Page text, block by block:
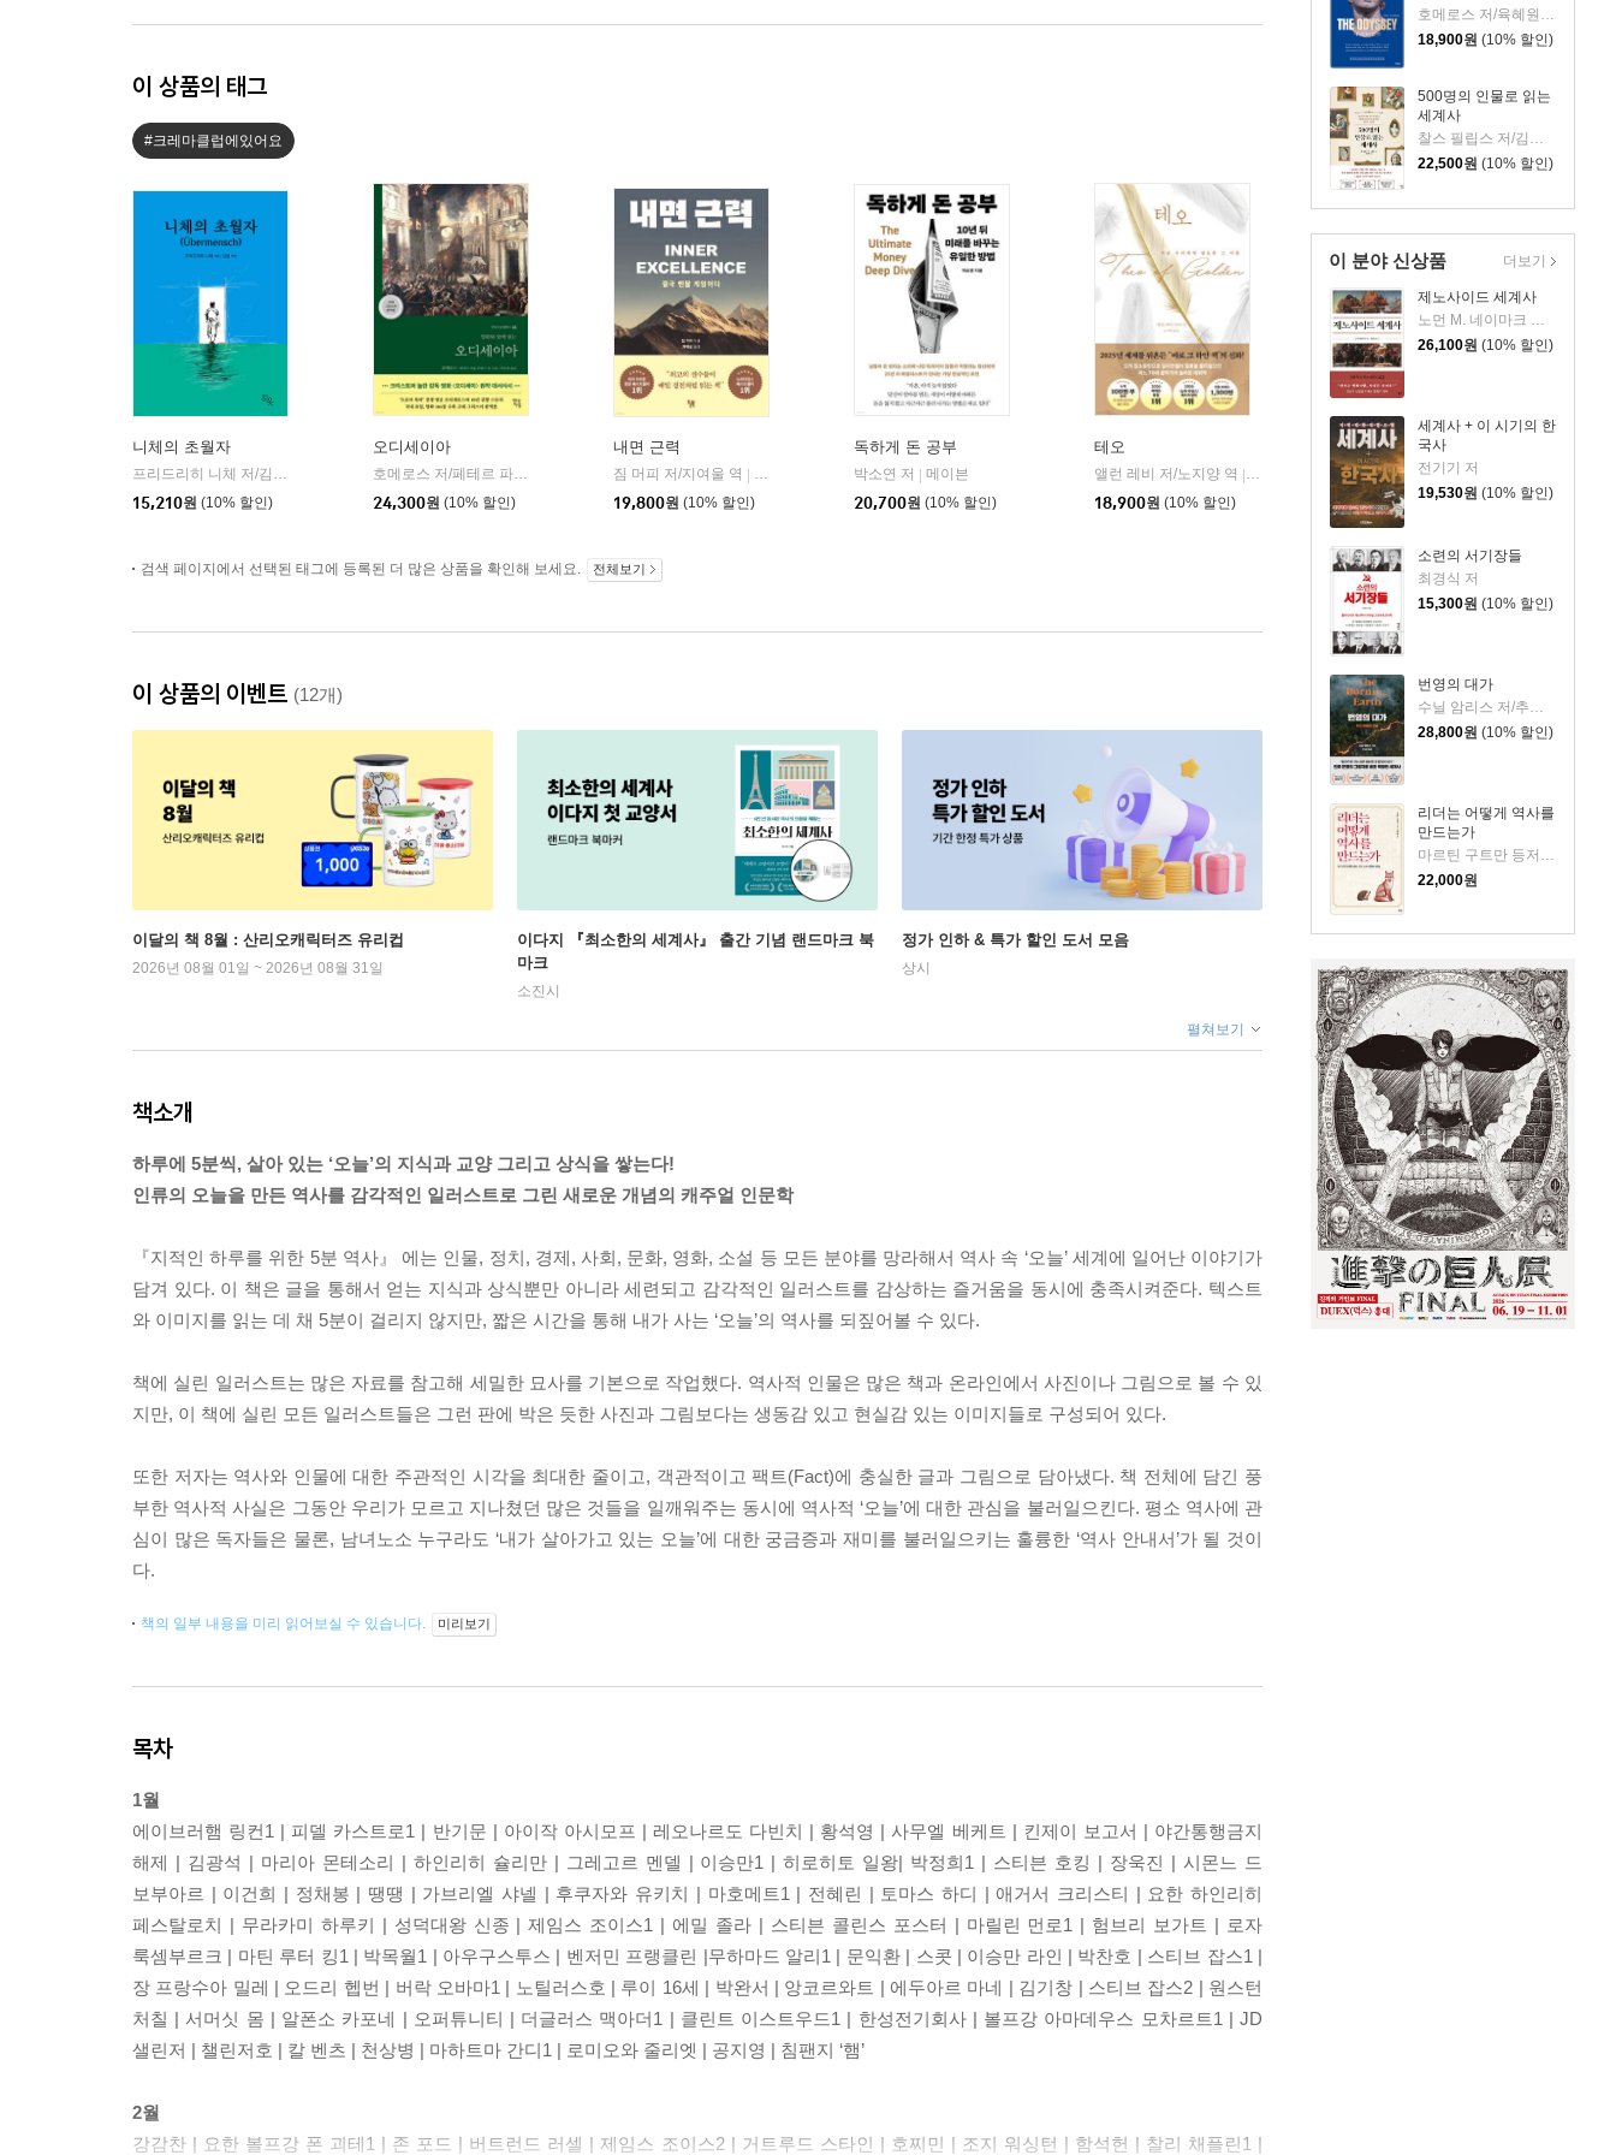
18,900원 (10% 할인)
500명의 인물로 읽는
세계사
찰스 필립스 저/김봉중 감수/임지연 역
22,500원 (10% 할인)
이 분야 신상품
제노사이드 세계사
26,100원 (10% 할인)
세계사 + 이 시기의 한
국사
전기기 저
19,530원 (10% 할인)
소련의 서기장들
최경식 저
15,300원 (10% 할인)
번영의 대가
수닐 암리스 저/추선영 역
28,800원 (10% 할인)
리더는 어떻게 역사를
만드는가
마르틴 구트만 등저/김동환 편역
22,000원
더보기
이 상품의 태그
#크레마클럽에있어요
니체의 초월자
프리드리히 니체 저/김철 편역
15,210원 (10% 할인)
오디세이아
호메로스 저/페테르 파울 루벤스 그림/박문재 역 | 현대지성
24,300원 (10% 할인)
내면 근력
짐 머피 저/지여울 역
윌북(willbook)
19,800원 (10% 할인)
독하게 돈 공부
박소연 저
메이븐
20,700원 (10% 할인)
테오
앨런 레비 저/노지양 역
오팬하우스
18,900원 (10% 할인)
검색 페이지에서 선택된 태그에 등록된 더 많은 상품을 확인해 보세요. 전체보기
이 상품의 이벤트 (12개)
이달의 책 8월 : 산리오캐릭터즈 유리컵
2026년 08월 01일 ~ 2026년 08월 31일
이다지 『최소한의 세계사』 출간 기념 랜드마크 북
마크
소진시
정가 인하 & 특가 할인 도서 모음
상시
펼쳐보기
책소개
하루에 5분씩, 살아 있는 ‘오늘’의 지식과 교양 그리고 상식을 쌓는다!
인류의 오늘을 만든 역사를 감각적인 일러스트로 그린 새로운 개념의 캐주얼 인문학
『지적인 하루를 위한 5분 역사』 에는 인물, 정치, 경제, 사회, 문화, 영화, 소설 등 모든 분야를 망라해서 역사 속 ‘오늘’ 세계에 일어난 이야기가
담겨 있다. 이 책은 글을 통해서 얻는 지식과 상식뿐만 아니라 세련되고 감각적인 일러스트를 감상하는 즐거움을 동시에 충족시켜준다. 텍스트
와 이미지를 읽는 데 채 5분이 걸리지 않지만, 짧은 시간을 통해 내가 사는 ‘오늘’의 역사를 되짚어볼 수 있다.
책에 실린 일러스트는 많은 자료를 참고해 세밀한 묘사를 기본으로 작업했다. 역사적 인물은 많은 책과 온라인에서 사진이나 그림으로 볼 수 있
지만, 이 책에 실린 모든 일러스트들은 그런 판에 박은 듯한 사진과 그림보다는 생동감 있고 현실감 있는 이미지들로 구성되어 있다.
또한 저자는 역사와 인물에 대한 주관적인 시각을 최대한 줄이고, 객관적이고 팩트(Fact)에 충실한 글과 그림으로 담아냈다. 책 전체에 담긴 풍
부한 역사적 사실은 그동안 우리가 모르고 지나쳤던 많은 것들을 일깨워주는 동시에 역사적 ‘오늘’에 대한 관심을 불러일으킨다. 평소 역사에 관
심이 많은 독자들은 물론, 남녀노소 누구라도 ‘내가 살아가고 있는 오늘’에 대한 궁금증과 재미를 불러일으키는 훌륭한 ‘역사 안내서’가 될 것이
다.
책의 일부 내용을 미리 읽어보실 수 있습니다. 미리보기
목차
1월
에이브러햄 링컨1 | 피델 카스트로1 | 반기문 | 아이작 아시모프 | 레오나르도 다빈치 | 황석영 | 사무엘 베케트 | 킨제이 보고서 | 야간통행금지
해제 | 김광석 | 마리아 몬테소리 | 하인리히 슐리만 | 그레고르 멘델 | 이승만1 | 히로히토 일왕| 박정희1 | 스티븐 호킹 | 장욱진 | 시몬느 드
보부아르 | 이건희 | 정채봉 | 땡땡 | 가브리엘 샤넬 | 후쿠자와 유키치 | 마호메트1 | 전혜린 | 토마스 하디 | 애거서 크리스티 | 요한 하인리히
페스탈로치 | 무라카미 하루키 | 성덕대왕 신종 | 제임스 조이스1 | 에밀 졸라 | 스티븐 콜린스 포스터 | 마릴린 먼로1 | 험브리 보가트 | 로자
룩셈부르크 | 마틴 루터 킹1 | 박목월1 | 아우구스투스 | 벤저민 프랭클린 |무하마드 알리1 | 문익환 | 스콧 | 이승만 라인 | 박찬호 | 스티브 잡스1 |
장 프랑수아 밀레 | 오드리 헵번 | 버락 오바마1 | 노틸러스호 | 루이 16세 | 박완서 | 앙코르와트 | 에두아르 마네 | 김기창 | 스티브 잡스2 | 원스턴
처칠 | 서머싯 몸 | 알폰소 카포네 | 오퍼튜니티 | 더글러스 맥아더1 | 클린트 이스트우드1 | 한성전기회사 | 볼프강 아마데우스 모차르트1 | JD
샐린저 | 챌린저호 | 칼 벤츠 | 천상병 | 마하트마 간디1 | 로미오와 줄리엣 | 공지영 | 침팬지 ‘햄’
2월
강감찬 | 요한 볼프강 폰 괴테1 | 존 포드 | 버트런드 러셀 | 제임스 조이스2 | 거트루드 스타인 | 호찌민 | 조지 워싱턴 | 함석헌 | 찰리 채플린1 |